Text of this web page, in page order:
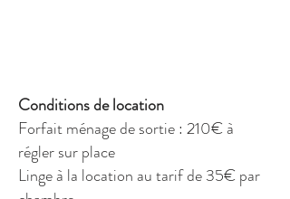
Conditions de location
Forfait ménage de sortie : 210€ à
régler sur place
Linge à la location au tarif de 35€ par